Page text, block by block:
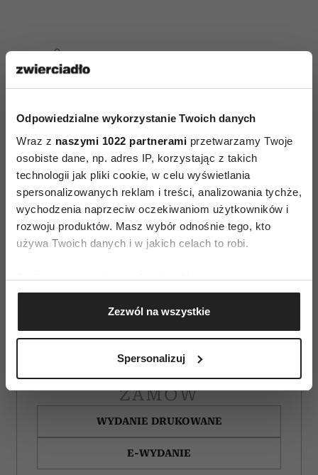
Odpowiedzialne wykorzystanie Twoich danych
Wraz z naszymi 1022 partnerami przetwarzamy Twoje
osobiste dane, np. adres IP, korzystając z takich
technologii jak pliki cookie, w celu wyświetlania
spersonalizowanych reklam i treści, analizowania tychże,
wychodzenia naprzeciw oczekiwaniom użytkowników i
rozwoju produktów. Masz wybór odnośnie tego, kto
używa Twoich danych i w jakich celach to robi.
Jeśli wyrazisz na to zgodę, chcielibyśmy również:
Gromadzić dane dotyczące Twojej lokalizacji
geograficznej z dokładnością nawet do kilku metrów
Identyfikować Twoje urządzenie, aktywnie
(fingerprinting, czyli wirtualny odcisk palca)
dane są przetwarzane oraz ustaw własne preferencje w
sekcji szczegółów. W Deklaracji plików cookie możesz
zmienić lub wycofać swoją zgodę w dowolnej chwili.
Wykorzystujemy pliki cookie do spersonalizowania treści
Zezwól na wszystkie
Spersonalizuj
ZAMÓW
WYDANIE DRUKOWANE
E-WYDANIE